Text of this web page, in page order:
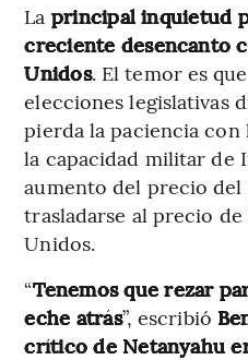
La principal inquietud
creciente desencanto
Unidos. El temor es
elecciones legislativas
pierda la paciencia con
la capacidad militar de
aumento del precio
trasladarse al precio de
Unidos.
“Tenemos que rezar
eche atrás”, escribió
crítico de Netanyahu